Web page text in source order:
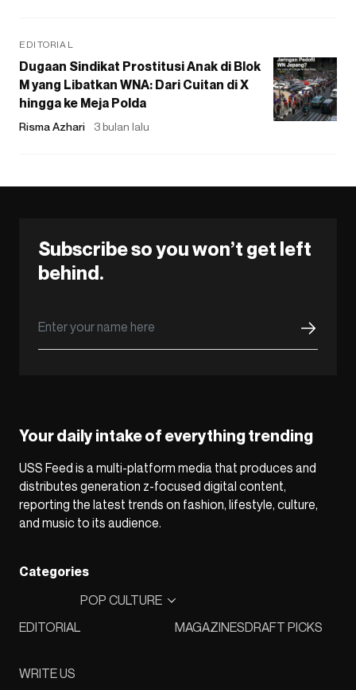
EDITORIAL
Dugaan Sindikat Prostitusi Anak di Blok
M yang Libatkan WNA: Dari Cuitan di X
hingga ke Meja Polda
Risma Azhari 3 bulan lalu
Subscribe so you won’t get left
behind.
Your daily intake of everything trending
USS Feed is a multi-platform media that produces and
distributes generation z-focused digital content,
reporting the latest trends on fashion, lifestyle, culture,
and music to its audience.
Categories
EDITORIAL
POP CULTURE
MAGAZINESDRAFT PICKS
WRITE US